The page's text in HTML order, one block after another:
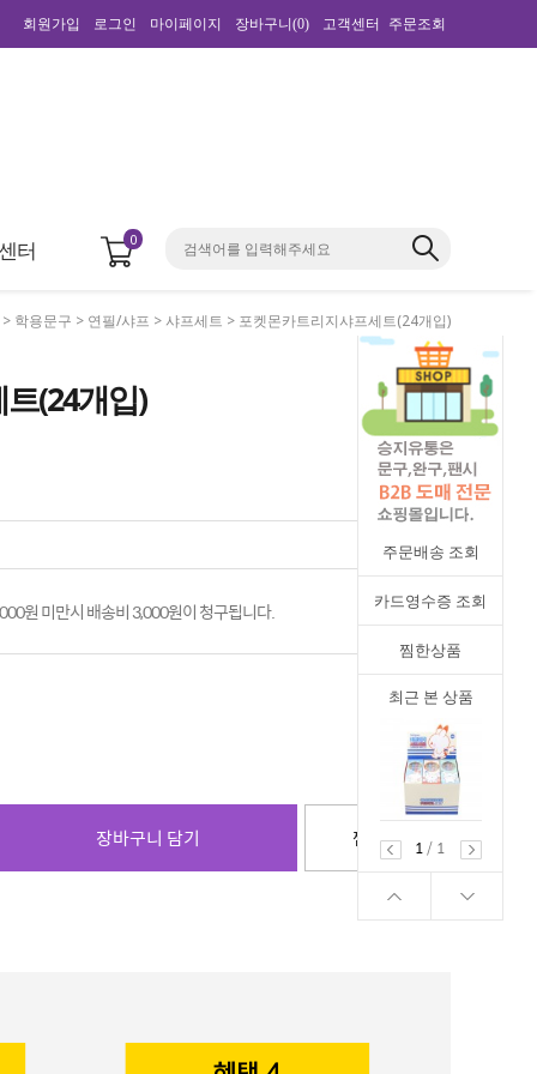
회원가입 로그인 마이페이지 장바구니(0) 고객센터 주문조회
터 0
주문배송 조회
카드영수증 조회
찜한상품
최근 본 상품
1
/ 1
> 학용문구 > 연필/샤프 > 샤프세트 > 포켓몬카트리지샤프세트(24개입)
(24개입)
원 미만시 배송비 3,000원이 청구됩니다.
장바구니 담기 찜하기